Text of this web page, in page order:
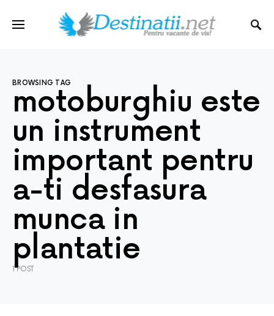
BROWSING TAG
motoburghiu este
un instrument
important pentru
a-ti desfasura
munca in
plantatie
1 POST